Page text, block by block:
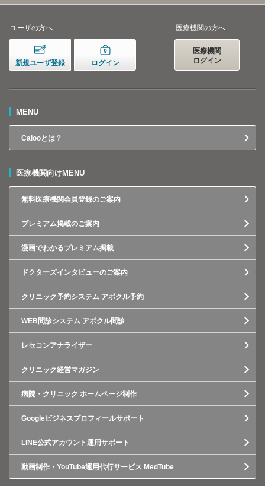
ユーザの方へ
新規ユーザ登録 ログイン
医療機関の方へ
医療機関
ログイン
MENU
Calooとは？
医療機関向けMENU
無料医療機関会員登録のご案内
プレミアム掲載のご案内
漫画でわかるプレミアム掲載
ドクターズインタビューのご案内
クリニック予約システム アポクル予約
WEB問診システム アポクル問診
レセコンアナライザー
クリニック経営マガジン
病院・クリニック ホームページ制作
Googleビジネスプロフィールサポート
LINE公式アカウント運用サポート
動画制作・YouTube運用代行サービス MedTube